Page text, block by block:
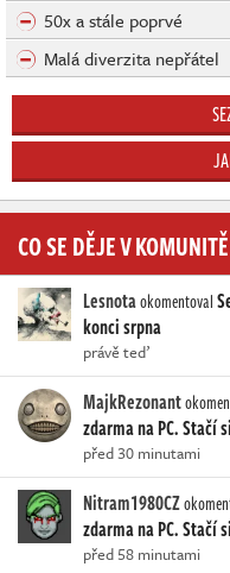
50x a stále poprvé
Malá diverzita nepřátel
CO SE DĚJE V KOMUNITĚ
Lesnotaokomentoval
konci srpna
právě teď
MajkRezonant
zdarma na PC. Stačí
před 30 minutami
Nitram1980CZ
zdarma na PC. Stačí
před 58 minutami